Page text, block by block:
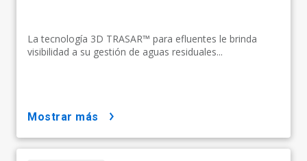
La tecnología 3D TRASAR™ para efluentes le brinda
visibilidad a su gestión de aguas residuales...
mostrar más